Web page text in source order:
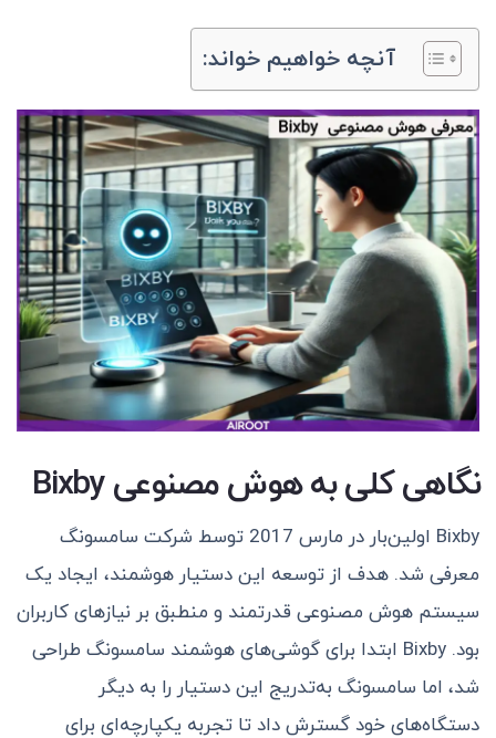
آنچه خواهیم خواند:
نگاهی کلی به هوش مصنوعی Bixby
Bixby اولین‌بار در مارس 2017 توسط شرکت سامسونگ
معرفی شد. هدف از توسعه این دستیار هوشمند، ایجاد یک
سیستم هوش مصنوعی قدرتمند و منطبق بر نیازهای کاربران
بود. Bixby ابتدا برای گوشی‌های هوشمند سامسونگ طراحی
شد، اما سامسونگ به‌تدریج این دستیار را به دیگر
دستگاه‌های خود گسترش داد تا تجربه یکپارچه‌ای برای